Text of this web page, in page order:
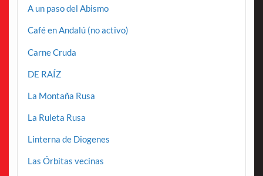
A un paso del Abismo
Café en Andalú (no activo)
Carne Cruda
DE RAÍZ
La Montaña Rusa
La Ruleta Rusa
Linterna de Diogenes
Las Órbitas vecinas